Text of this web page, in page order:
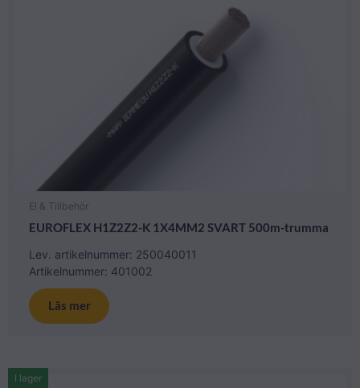
El & Tillbehör
EUROFLEX H1Z2Z2-K 1X4MM2 SVART 500m-trumma
Lev. artikelnummer: 250040011
Artikelnummer: 401002
Läs mer
I lager